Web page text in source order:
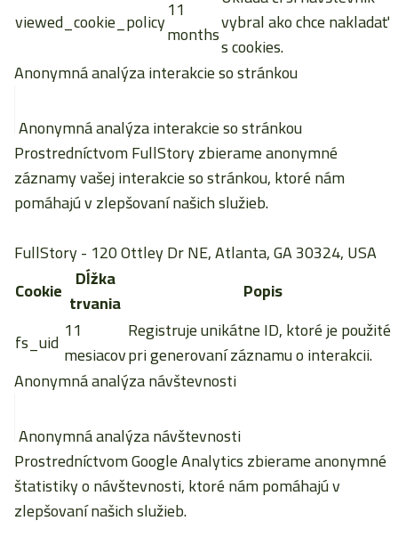
viewed_cookie_policy11
monthsvybral ako chce nakladať
s cookies.
Anonymná analýza interakcie so stránkou
Anonymná analýza interakcie so stránkou
Prostredníctvom FullStory zbierame anonymné
záznamy vašej interakcie so stránkou, ktoré nám
pomáhajú v zlepšovaní našich služieb.
FullStory- 120 Ottley Dr NE, Atlanta, GA 30324, USA
Cookie Dĺžka
trvania
Popis
fs_uid 11
mesiacov
Registruje unikátne ID, ktoré je použité
pri generovaní záznamu o interakcii.
Anonymná analýza návštevnosti
Anonymná analýza návštevnosti
Prostredníctvom Google Analytics zbierame anonymné
štatistiky o návštevnosti, ktoré nám pomáhajú v
zlepšovaní našich služieb.